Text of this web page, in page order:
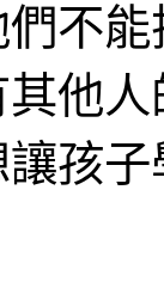
不
他
孩